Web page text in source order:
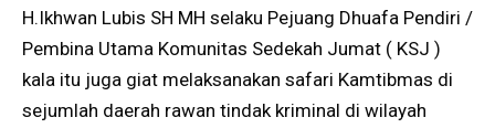
H.Ikhwan Lubis SH MH selaku Pejuang Dhuafa Pendiri /
Pembina Utama Komunitas Sedekah Jumat ( KSJ )
kala itu juga giat melaksanakan safari Kamtibmas di
sejumlah daerah rawan tindak kriminal di wilayah